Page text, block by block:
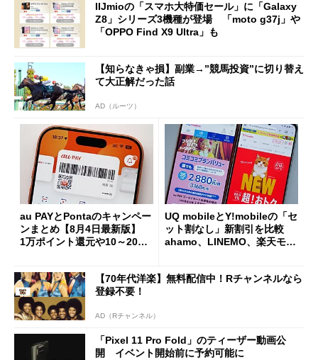
IIJmioの「スマホ大特価セール」に「Galaxy
Z8」シリーズ3機種が登場 「moto g37j」や
「OPPO Find X9 Ultra」も
【知らなきゃ損】副業→”競馬投資”に切り替え
て大正解だった話
AD（ルーツ）
au PAYとPontaのキャンペー
ンまとめ【8月4日最新版】
1万ポイント還元や10～20％
UQ mobileとY!mobileの「セ
ット割なし」新割引を比較
ahamo、LINEMO、楽天モバ
【70年代洋楽】無料配信中！Rチャンネルなら
登録不要！
AD（Rチャンネル）
「Pixel 11 Pro Fold」のティーザー動画公
開 イベント開始前に予約可能に